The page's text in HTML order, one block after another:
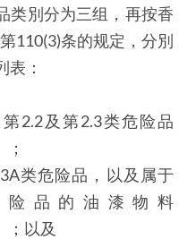
类別分为三组，再按香
110(3)条的规定，分別
表：
第2.2及第2.3类危险品
；
类危险品，以及属于
品的油漆物料
；以及